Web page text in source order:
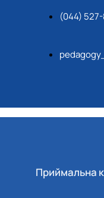
(044)
Приймальна